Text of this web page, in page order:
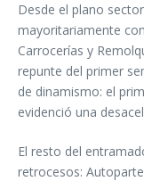
Desde el plano
mayoritariamente
Carrocerías y
repunte del primer
de dinamismo: el
evidenció una
El resto del
retrocesos: